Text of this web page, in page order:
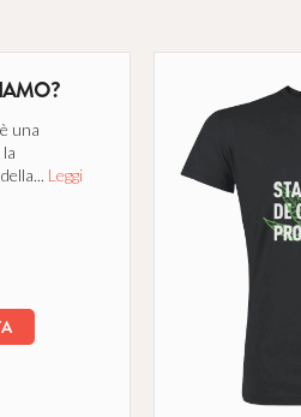
una
Leggi